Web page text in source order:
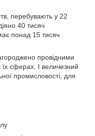
перебувають у 22
40 тисяч
понад 15 тисяч
провідними
їх сферах. І величезний
промисловості, для